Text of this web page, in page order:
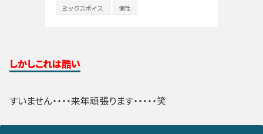
しかしこれは酷い
すいません・・・・来年頑張ります・・・・・笑